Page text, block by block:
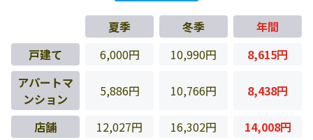
夏季 冬季
年間
戸建て
6,000円 10,990円
8,615円
アパートマ
ンション
5,886円 10,766円 8,438円
店舗 12,027円 16,302円 14,008円